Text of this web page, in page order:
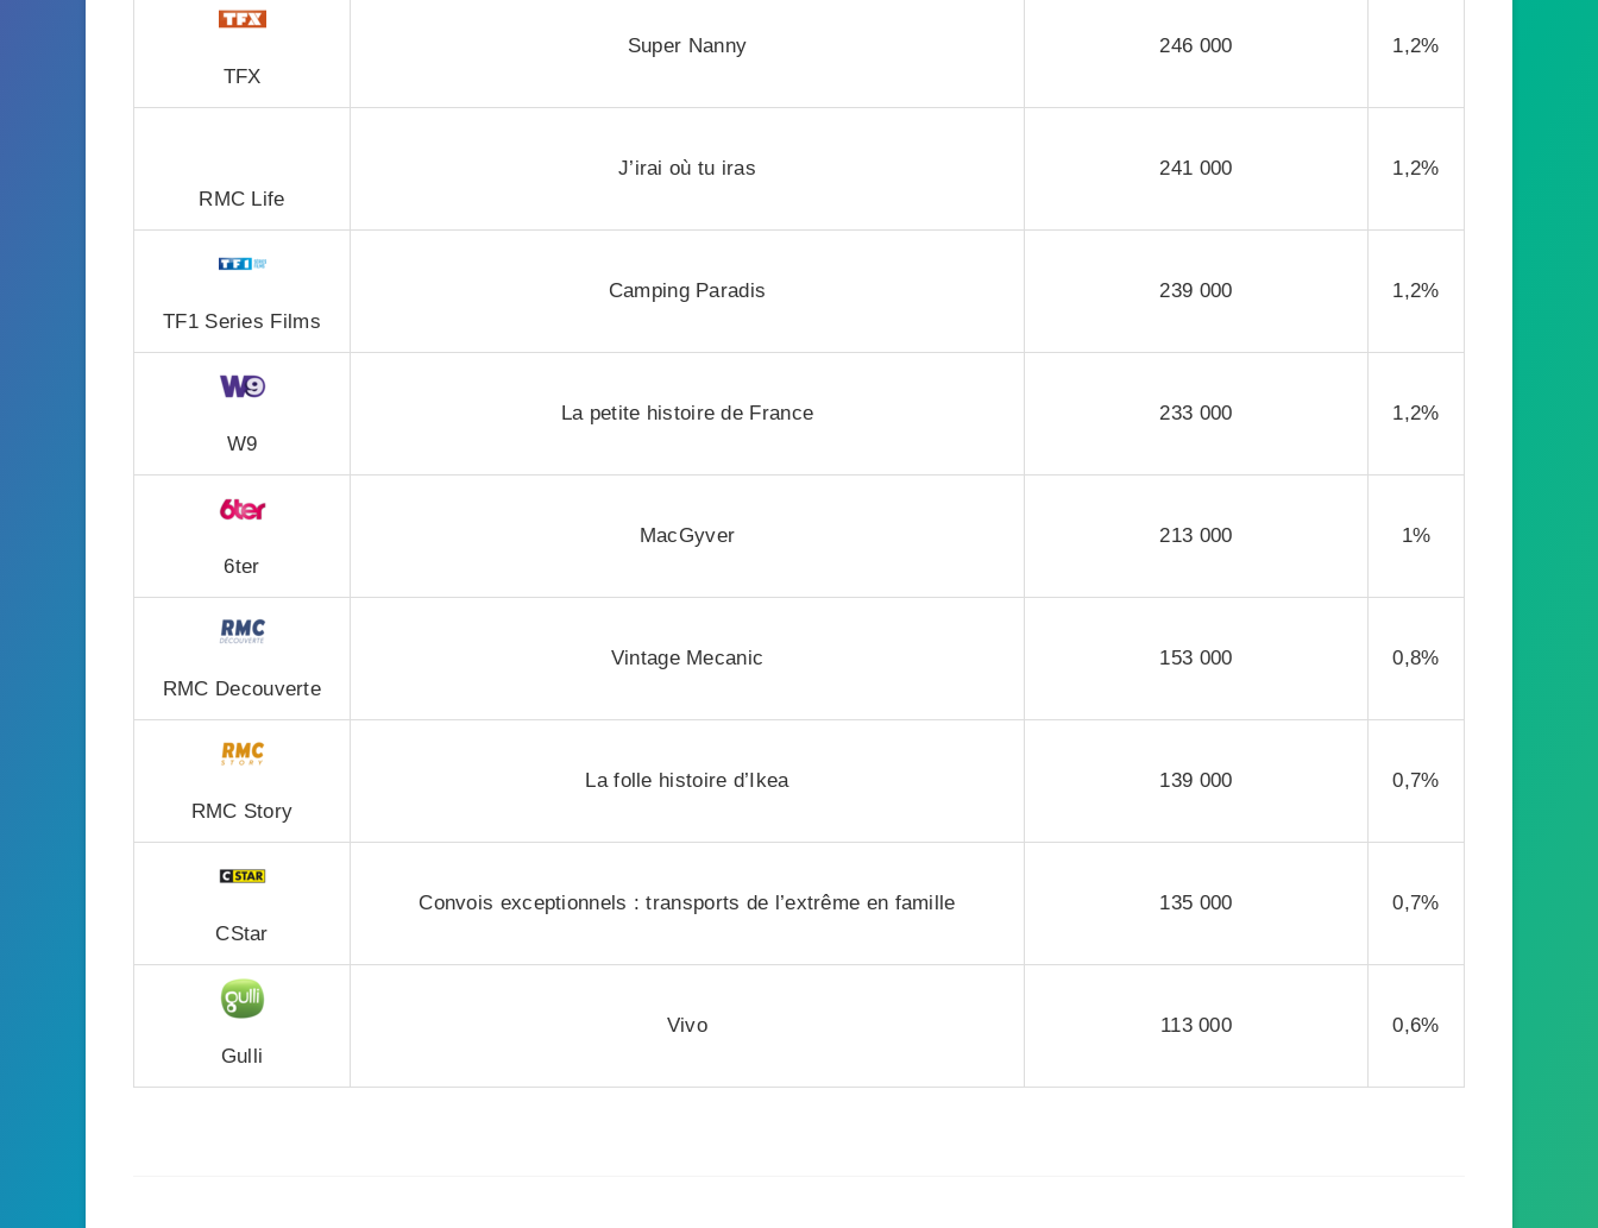
TFX
Super Nanny 246 000 1,2%
RMC Life
J’irai où tu iras 241 000 1,2%
TF1 Series Films
Camping Paradis 239 000 1,2%
W9
La petite histoire de France 233 000 1,2%
6ter
MacGyver 213 000 1%
RMC Decouverte
Vintage Mecanic 153 000 0,8%
RMC Story
La folle histoire d’Ikea 139 000 0,7%
CStar
Convois exceptionnels : transports de l’extrême en famille 135 000 0,7%
Gulli
Vivo 113 000 0,6%